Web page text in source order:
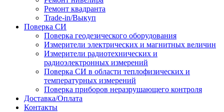
Ремонт квадранта
Trade-in/Выкуп
Поверка СИ
Поверка геодезического оборудования
Измерители электрических и магнитных величин
Измерители радиотехнических и
радиоэлектронных измерений
Поверка СИ в области теплофизических и
температурных измерений
Поверка приборов неразрушающего контроля
Доставка/Оплата
Контакты